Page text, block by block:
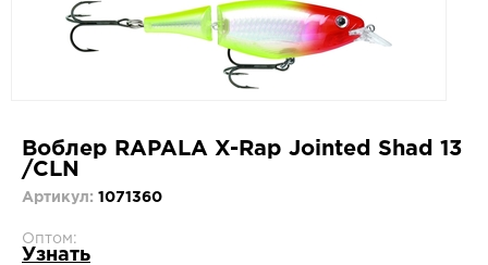
Воблер RAPALA X-Rap Jointed Shad 13
/CLN
Артикул: 1071360
Оптом:
Узнать